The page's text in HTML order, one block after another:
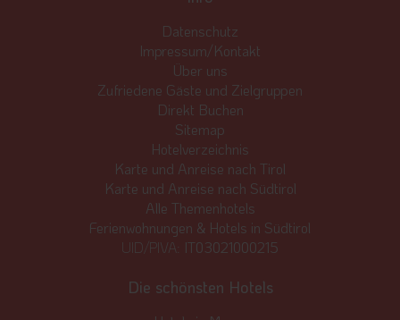
Datenschutz
Impressum/Kontakt
Über uns
Zufriedene Gäste und Zielgruppen
Direkt Buchen
Sitemap
Hotelverzeichnis
Karte und Anreise nach Tirol
Karte und Anreise nach Südtirol
Alle Themenhotels
Ferienwohnungen & Hotels in Südtirol
UID/PIVA: IT03021000215
Die schönsten Hotels